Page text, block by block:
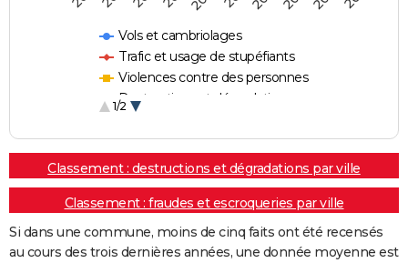
Vols et cambriolages
Trafic et usage de stupéfiants
Violences contre des personnes
Destructions et dégradations
1/2
Classement : destructions et dégradations par ville
Classement : fraudes et escroqueries par ville
Si dans une commune, moins de cinq faits ont été recensés
au cours des trois dernières années, une donnée moyenne est